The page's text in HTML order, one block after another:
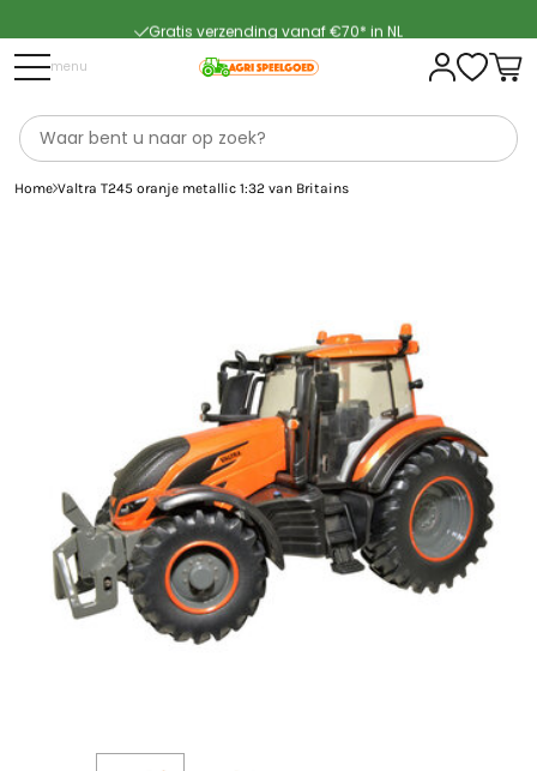
Snelle levering
menu
Home Valtra T245 oranje metallic 1:32 van Britains